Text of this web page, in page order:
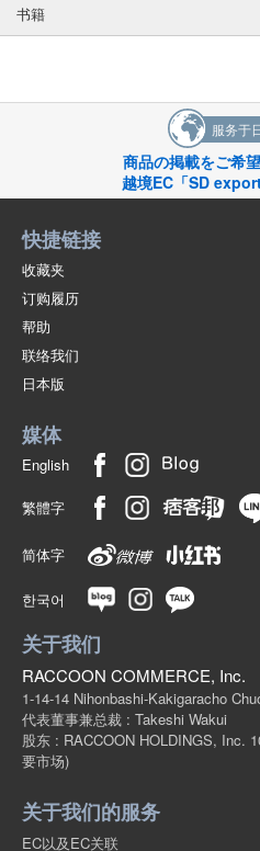
书籍
服务于
商品の掲載をご希
越境EC「SD
快捷链接
收藏夹
订购履历
帮助
联络我们
日本版
媒体
English
繁體字
简体字
한국어
关于我们
RACCOON COMMERCE, Inc.
1-14-14 Nihonbashi-Kakigaracho
代表董事兼总裁 : Takeshi Wakui
股东 : RACCOON HOLDINGS, Inc.
要市场)
关于我们的服务
EC以及EC关联